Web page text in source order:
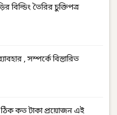
বিল্ডিং তৈরির চুক্তিপত্র
, সম্পর্কে বিস্তারিত
ঠিক কত টাকা প্রয়োজন এই